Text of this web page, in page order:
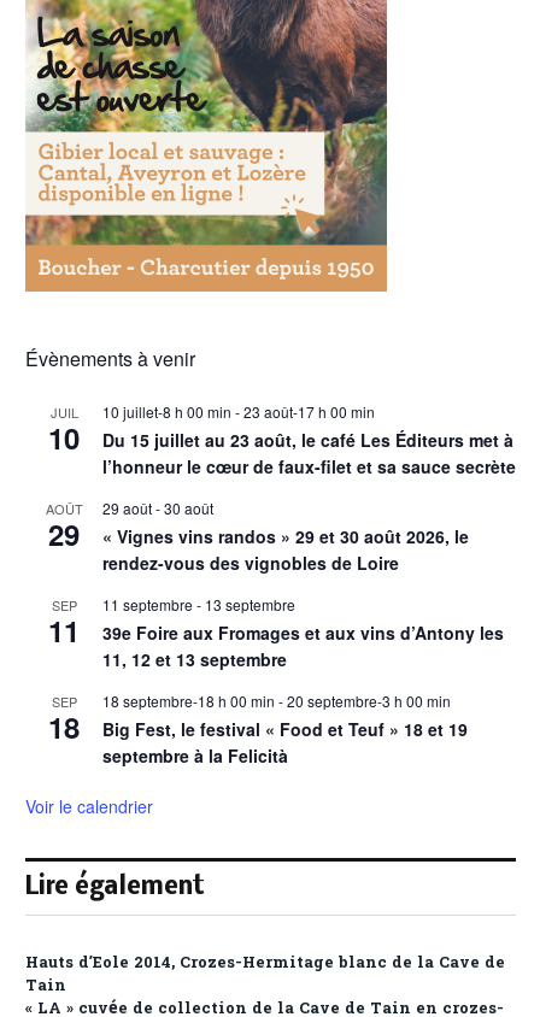
Évènements à venir
JUIL
10
10 juillet-8 h 00 min -23 août-17 h 00 min
Du 15 juillet au 23 août, le café Les Éditeurs met à
l’honneur le cœur de faux-filet et sa sauce secrète
AOÛT
29
29 août-30 août
« Vignes vins randos » 29 et 30 août 2026, le
rendez-vous des vignobles de Loire
SEP
11
11 septembre - 13 septembre
39e Foire aux Fromages et aux vins d’Antony les
11, 12 et 13 septembre
SEP
18
18 septembre-18 h 00 min -20 septembre-3 h 00 min
Big Fest, le festival « Food et Teuf » 18 et 19
septembre à la Felicità
Voir le calendrier
Lire également
Hauts d’Eole 2014, Crozes-Hermitage blanc de la Cave de
Tain
« LA » cuvée de collection de la Cave de Tain en crozes-